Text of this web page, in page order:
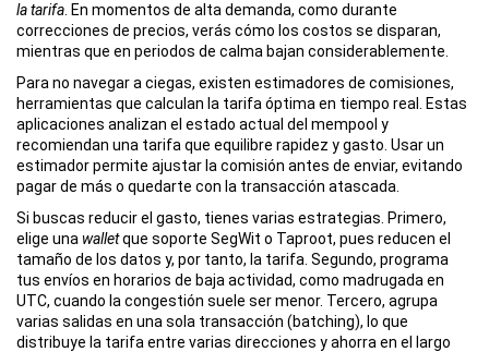
la tarifa . En momentos de alta demanda, como durante
correcciones de precios, verás cómo los costos se disparan,
mientras que en periodos de calma bajan considerablemente.
Para no navegar a ciegas, existen estimadores de comisiones,
herramientas que calculan la tarifa óptima en tiempo real
. Estas
aplicaciones analizan el estado actual del mempool y
recomiendan una tarifa que equilibre rapidez y gasto. Usar un
estimador permite ajustar la comisión antes de enviar, evitando
pagar de más o quedarte con la transacción atascada.
Si buscas reducir el gasto, tienes varias estrategias. Primero,
elige una walletque soporte SegWit o Taproot, pues reducen el
tamaño de los datos y, por tanto, la tarifa. Segundo, programa
tus envíos en horarios de baja actividad, como madrugada en
UTC, cuando la congestión suele ser menor. Tercero, agrupa
varias salidas en una sola transacción (batching), lo que
distribuye la tarifa entre varias direcciones y ahorra en el largo